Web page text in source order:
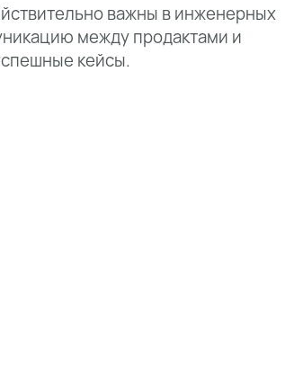
важны в инженерных
между продактами и
кейсы.